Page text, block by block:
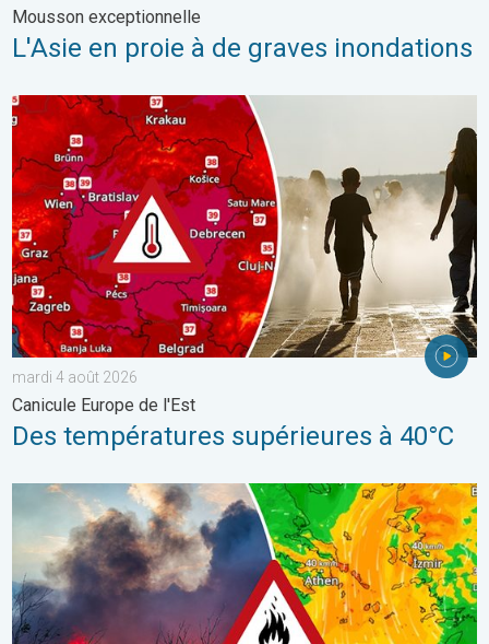
Mousson exceptionnelle
L'Asie en proie à de graves inondations
Des températures supérieures à 40°C. Canicule Europe de
mardi 4 août 2026
Canicule Europe de l'Est
Des températures supérieures à 40°C
Des feux font rage en Europe du Sud. Chaleur et vent fort. . .